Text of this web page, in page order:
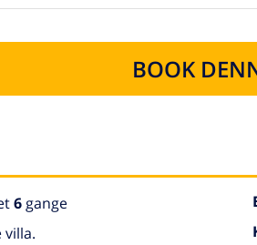
BOOK
6 gange
villa.